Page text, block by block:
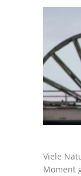
Viele
Moment